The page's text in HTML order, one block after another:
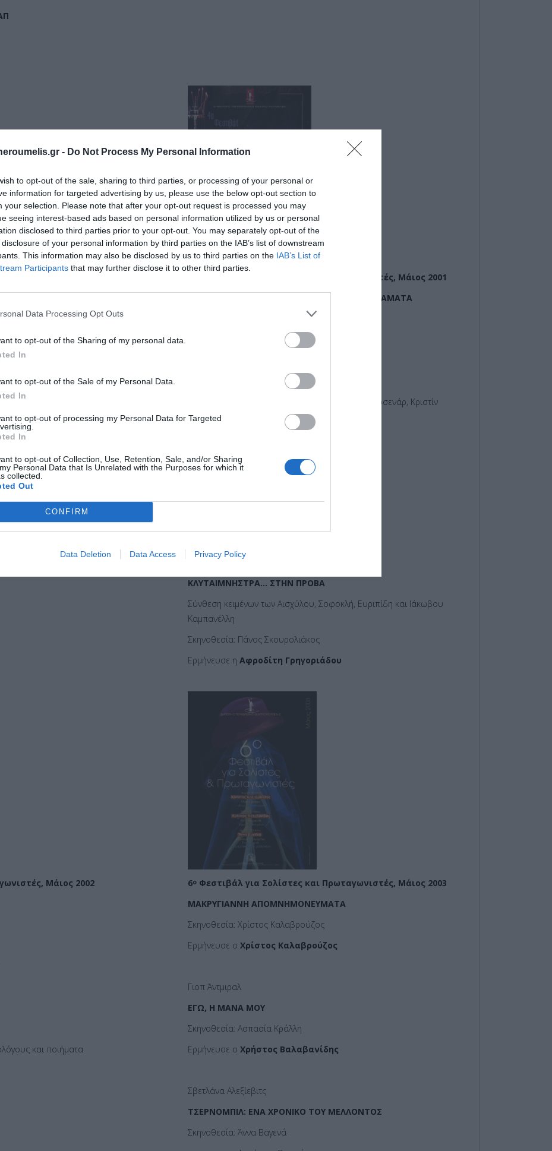
- Do Not Process My Personal Information
to opt-out of the sale, sharing to third parties, or processing of your personal or
information for targeted advertising by us, please use the below opt-out section to
your selection. Please note that after your opt-out request is processed you may
seeing interest-based ads based on personal information utilized by us or personal
disclosed to third parties prior to your opt-out. You may separately opt-out of the
of your personal information by third parties on the IAB’s list of downstream
This information may also be disclosed by us to third parties on the IAB’s List of
Participants that may further disclose it to other third parties.
Data Processing Opt Outs
to opt-out of the Sharing of my personal data.
In
to opt-out of the Sale of my Personal Data.
In
to opt-out of processing my Personal Data for Targeted
In
to opt-out of Collection, Use, Retention, Sale, and/or Sharing
Personal Data that Is Unrelated with the Purposes for which it
collected.
Out
CONFIRM
Data Deletion Data Access Privacy Policy
Μάιος 2000
Μάιος 2002
και ποιήματα
Φεστιβάλ για Σολίστες και Πρωταγωνιστές, Μάιος 2001
ΣΤΡΑΤΗΓΟΣ ΜΑΚΡΥΓΙΑΝΝΗΣ: ΟΡΑΜΑΤΑ ΚΑΙ ΘΑΜΑΤΑ
Γρηγόρης Βαλτινός
ΚΛΥΤΑΙΜΝΗΣΤΡΑΣ ΔΙΚΑΙΟΝ
Σύνθεση κειμένων των Αισχύλου, Μαργκερίτ Γιουρσενάρ, Κριστίν
Μπρούκνερ και Ιάκωβου Καμπανέλλη
Ερμήνευσαν οι
Φιλαρέτη Κομνηνού
Εύα Κοταμανίδου
Μαριέττα Σγουρδαίου
ΚΛΥΤΑΙΜΝΗΣΤΡΑ… ΣΤΗΝ ΠΡΟΒΑ
Σύνθεση κειμένων των Αισχύλου, Σοφοκλή, Ευριπίδη και Ιάκωβου
Καμπανέλλη
Σκηνοθεσία: Πάνος Σκουρολιάκος
Ερμήνευσε η Αφροδίτη Γρηγοριάδου
6οΦεστιβάλ για Σολίστες και Πρωταγωνιστές, Μάιος 2003
ΜΑΚΡΥΓΙΑΝΝΗ ΑΠΟΜΝΗΜΟΝΕΥΜΑΤΑ
Σκηνοθεσία: Χρίστος Καλαβρούζος
Ερμήνευσε ο Χρίστος Καλαβρούζος
Γιοπ Άντμιραλ
ΕΓΩ, Η ΜΑΝΑ ΜΟΥ
Σκηνοθεσία: Ασπασία Κράλλη
Ερμήνευσε ο Χρήστος Βαλαβανίδης
Σβετλάνα Αλεξίεβιτς
ΤΣΕΡΝΟΜΠΙΛ: ΕΝΑ ΧΡΟΝΙΚΟ ΤΟΥ ΜΕΛΛΟΝΤΟΣ
Σκηνοθεσία: Άννα Βαγενά